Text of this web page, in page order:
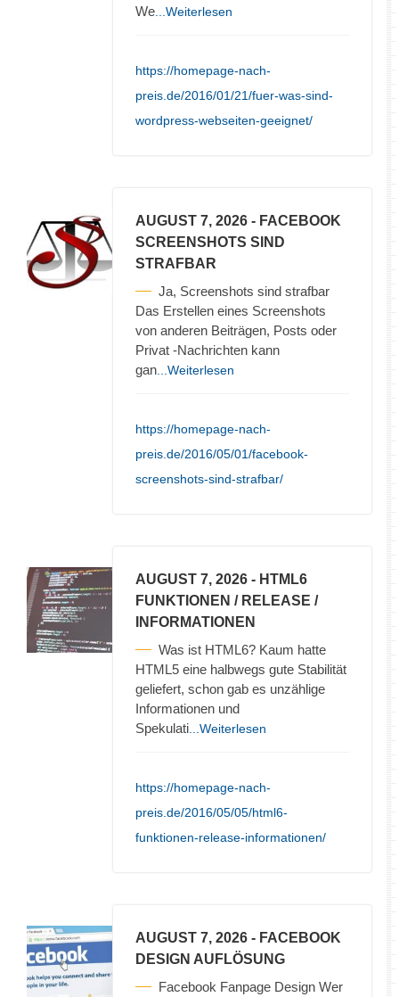
We ...Weiterlesen
https://homepage-nach-
preis.de/2016/01/21/fuer-was-sind-
wordpress-webseiten-geeignet/
AUGUST 7, 2026 - FACEBOOK
SCREENSHOTS SIND
STRAFBAR
Ja, Screenshots sind strafbar
Das Erstellen eines Screenshots
von anderen Beiträgen, Posts oder
Privat -Nachrichten kann
gan ...Weiterlesen
https://homepage-nach-
preis.de/2016/05/01/facebook-
screenshots-sind-strafbar/
AUGUST 7, 2026 - HTML6
FUNKTIONEN / RELEASE /
INFORMATIONEN
Was ist HTML6? Kaum hatte
HTML5 eine halbwegs gute Stabilität
geliefert, schon gab es unzählige
Informationen und
Spekulati ...Weiterlesen
https://homepage-nach-
preis.de/2016/05/05/html6-
funktionen-release-informationen/
AUGUST 7, 2026 - FACEBOOK
DESIGN AUFLÖSUNG
Facebook Fanpage Design Wer